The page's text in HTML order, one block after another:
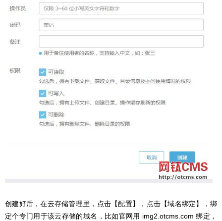
创建好后，在云存储管理里，点击【配置】，点击【域名绑定】， 绑
定个专门用于该云存储的域名，比如官网用 img2.otcms.com 绑定，